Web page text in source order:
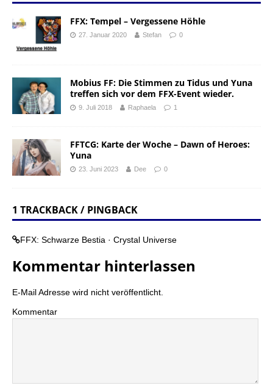
FFX: Tempel – Vergessene Höhle
27. Januar 2020 Stefan 0
Mobius FF: Die Stimmen zu Tidus und Yuna
treffen sich vor dem FFX-Event wieder.
9. Juli 2018 Raphaela 1
FFTCG: Karte der Woche – Dawn of Heroes:
Yuna
23. Juni 2023 Dee 0
1 TRACKBACK / PINGBACK
FFX: Schwarze Bestia · Crystal Universe
Kommentar hinterlassen
E-Mail Adresse wird nicht veröffentlicht.
Kommentar